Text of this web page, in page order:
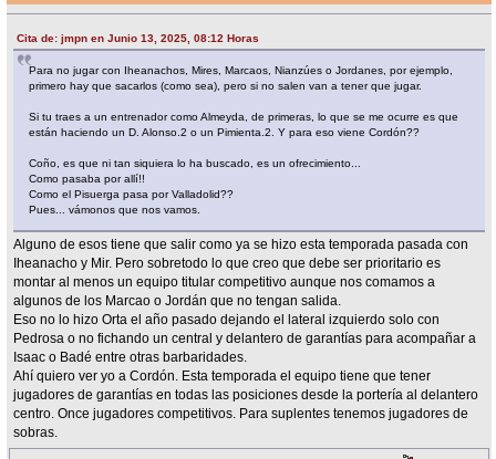
Cita de: jmpn en Junio 13, 2025, 08:12 Horas
Para no jugar con Iheanachos, Mires, Marcaos, Nianzúes o Jordanes, por ejemplo,
primero hay que sacarlos (como sea), pero si no salen van a tener que jugar.
Si tu traes a un entrenador como Almeyda, de primeras, lo que se me ocurre es que
están haciendo un D. Alonso.2 o un Pimienta.2. Y para eso viene Cordón??
Coño, es que ni tan siquiera lo ha buscado, es un ofrecimiento...
Como pasaba por allí!!
Como el Pisuerga pasa por Valladolid??
Pues... vámonos que nos vamos.
Alguno de esos tiene que salir como ya se hizo esta temporada pasada con
Iheanacho y Mir. Pero sobretodo lo que creo que debe ser prioritario es
montar al menos un equipo titular competitivo aunque nos comamos a
algunos de los Marcao o Jordán que no tengan salida.
Eso no lo hizo Orta el año pasado dejando el lateral izquierdo solo con
Pedrosa o no fichando un central y delantero de garantías para acompañar a
Isaac o Badé entre otras barbaridades.
Ahí quiero ver yo a Cordón. Esta temporada el equipo tiene que tener
jugadores de garantías en todas las posiciones desde la portería al delantero
centro. Once jugadores competitivos. Para suplentes tenemos jugadores de
sobras.